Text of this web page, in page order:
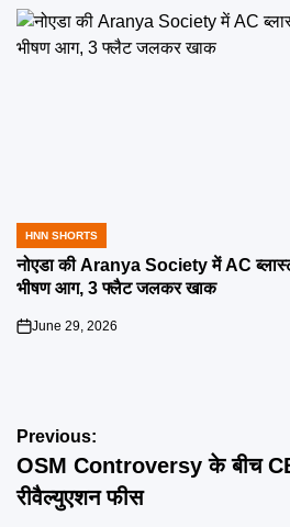
POSTED
IN
HNN SHORTS
नोएडा की Aranya Society में AC
भीषण आग, 3 फ्लैट जलकर खाक
on
June 29, 2026
Post
navigation
Previous:
OSM Controversy के बीच
रीवैल्युएशन फीस